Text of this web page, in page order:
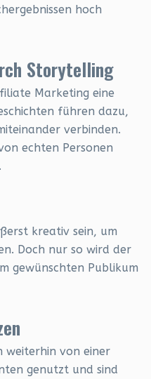
hoch
Storytelling
Marketing eine
führen dazu,
verbinden.
echten Personen
kreativ sein, um
Doch nur so wird der
gewünschten Publikum
weiterhin von einer
genutzt und sind